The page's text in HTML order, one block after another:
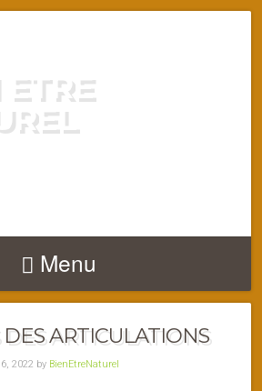
ETRE
Menu
ARTICULATIONS
2022 by BienEtreNaturel